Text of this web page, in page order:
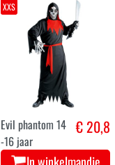
XXS
Evil phantom 14
-16 jaar
€ 20,8
In winkelmandje